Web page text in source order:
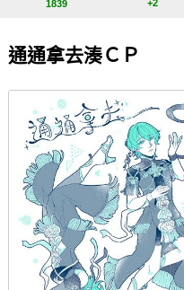
會員功能選單
會員中心
註冊會員
登入
1839 +2
通通拿去湊ＣＰ